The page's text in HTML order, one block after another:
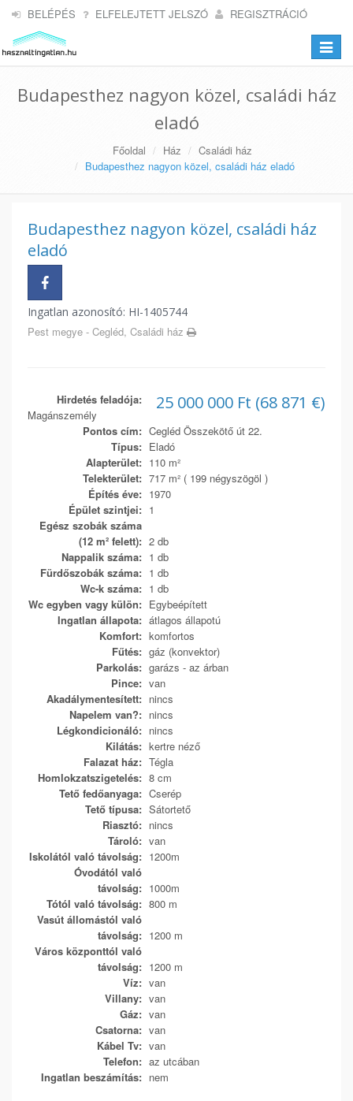
BELÉPÉS ELFELEJTETT JELSZÓ REGISZTRÁCIÓ
Toggle
Budapesthez nagyon közel, családi ház
eladó
Főoldal Ház
Családi ház
Budapesthez nagyon közel, családi ház eladó
Budapesthez nagyon közel, családi ház
eladó
Ingatlan azonosító: HI-1405744
Pest megye - Cegléd, Családi ház
25 000 000 Ft (68 871 €)
Hirdetés feladója:
Magánszemély
Pontos cím: Cegléd Összekötő út 22.
Típus: Eladó
Alapterület: 110 m²
Telekterület: 717 m² ( 199 négyszögöl )
Építés éve: 1970
Épület szintjei: 1
Egész szobák száma
(12 m² felett): 2 db
Nappalik száma: 1 db
Fürdőszobák száma: 1 db
Wc-k száma: 1 db
Wc egyben vagy külön: Egybeépített
Ingatlan állapota: átlagos állapotú
Komfort: komfortos
Fűtés: gáz (konvektor)
Parkolás: garázs - az árban
Pince: van
Akadálymentesített: nincs
Napelem van?: nincs
Légkondicionáló: nincs
Kilátás: kertre néző
Falazat ház: Tégla
Homlokzatszigetelés: 8 cm
Tető fedőanyaga: Cserép
Tető típusa: Sátortető
Riasztó: nincs
Tároló: van
Iskolától való távolság: 1200m
Óvodától való
távolság: 1000m
Tótól való távolság: 800 m
Vasút állomástól való
távolság: 1200 m
Város központtól való
távolság: 1200 m
Víz: van
Villany: van
Gáz: van
Csatorna: van
Kábel Tv: van
Telefon: az utcában
Ingatlan beszámítás: nem